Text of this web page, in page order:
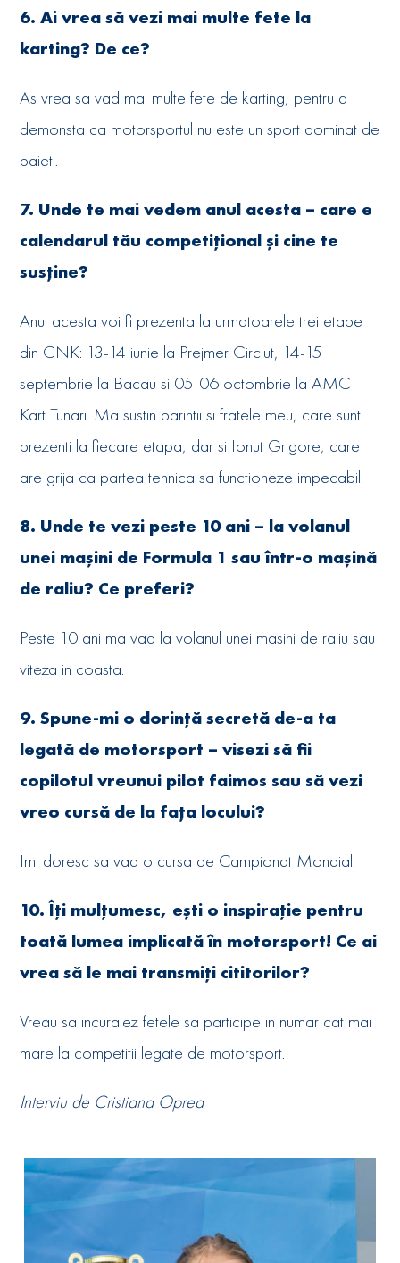
6. Ai vrea să vezi mai multe fete la
karting? De ce?
As vrea sa vad mai multe fete de karting, pentru a
demonsta ca motorsportul nu este un sport dominat de
baieti.
7. Unde te mai vedem anul acesta – care e
calendarul tău competițional și cine te
susține?
Anul acesta voi fi prezenta la urmatoarele trei etape
din CNK: 13-14 iunie la Prejmer Circiut, 14-15
septembrie la Bacau si 05-06 octombrie la AMC
Kart Tunari. Ma sustin parintii si fratele meu, care sunt
prezenti la fiecare etapa, dar si Ionut Grigore, care
are grija ca partea tehnica sa functioneze impecabil.
8. Unde te vezi peste 10 ani – la volanul
unei mașini de Formula 1 sau într-o mașină
de raliu? Ce preferi?
Peste 10 ani ma vad la volanul unei masini de raliu sau
viteza in coasta.
9. Spune-mi o dorință secretă de-a ta
legată de motorsport – visezi să fii
copilotul vreunui pilot faimos sau să vezi
vreo cursă de la fața locului?
Imi doresc sa vad o cursa de Campionat Mondial.
10. Îți mulțumesc, ești o inspirație pentru
toată lumea implicată în motorsport! Ce ai
vrea să le mai transmiți cititorilor?
Vreau sa incurajez fetele sa participe in numar cat mai
mare la competitii legate de motorsport.
Interviu de Cristiana Oprea